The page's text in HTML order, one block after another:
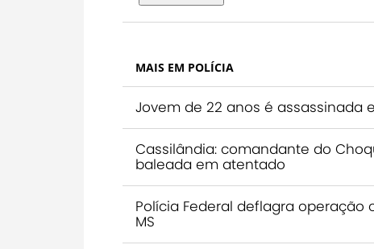
MAIS EM POLÍCIA
Jovem de 22 anos é assassinada
Cassilândia: comandante do
baleada em atentado
Polícia Federal deflagra
MS